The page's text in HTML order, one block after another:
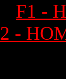
F1 -
-